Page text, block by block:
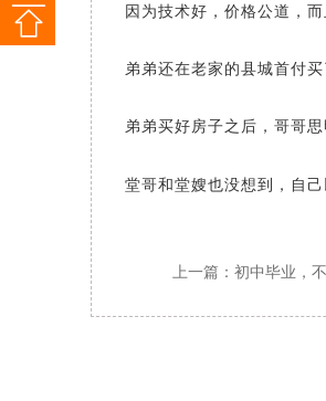
因为技术好，价格公道，
弟弟还在老家的县城首付
弟弟买好房子之后，哥哥
堂哥和堂嫂也没想到，自
上一篇：初中毕业，